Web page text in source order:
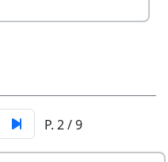
あまごを手で掴んで
田んぼの畦に立て
定変更。17日に延期
再度、予定変更。や
。というか、やりま
宮）
にも選ばれた棚田の
オーナー制度」が始
P. 2 / 9